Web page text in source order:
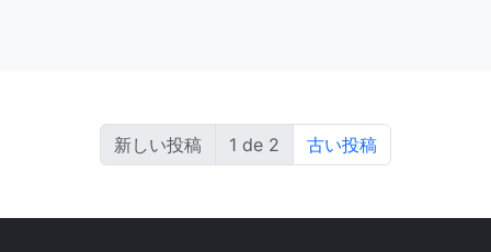
新しい投稿 1 de 2 古い投稿